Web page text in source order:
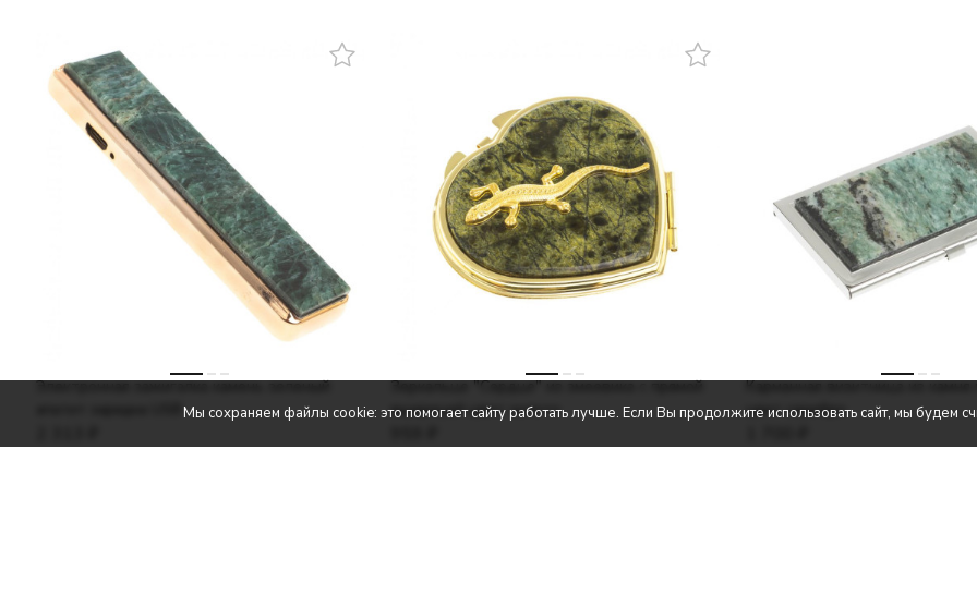
Электронная зажигалка камень зеленый
Зеркальце "Сердце" из змеевика с прямой
ящерицей цвет золото
Карманная визитница из камня
цвет серебро
Мы сохраняем файлы cookie: это помогает сайту работать лучше. Если Вы продолжите использовать сайт, мы будем